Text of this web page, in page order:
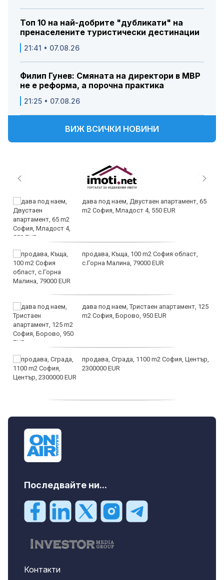
Топ 10 на най-добрите "дубликати" на
пренаселените туристически дестинации
21:41 • 07.08.26
Филип Гунев: Смяната на директори в МВР
не е реформа, а порочна практика
21:25 • 07.08.26
ВИЖ ВСИЧКИ НОВИНИ
дава под наем, Двустаен апартамент, 65
m2 София, Младост 4, 550 EUR
продава, Къща, 100 m2 София област,
с.Горна Малина, 79000 EUR
дава под наем, Тристаен апартамент, 125
m2 София, Борово, 950 EUR
продава, Сграда, 1100 m2 София, Център,
2300000 EUR
Последвайте ни...
Контакти